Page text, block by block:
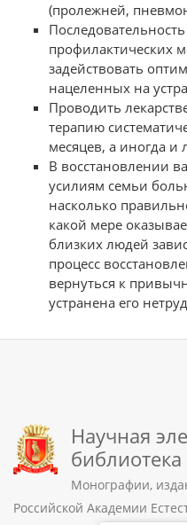
(пролежней,
профилактических
задействовать
нацеленных на
Проводить
терапию
месяцев, а иногда и
В восстановлении
усилиям семьи
насколько
какой мере
близких людей
процесс
вернуться к
устранена его
Научная
библиотека
Монографии,
Российской Академии